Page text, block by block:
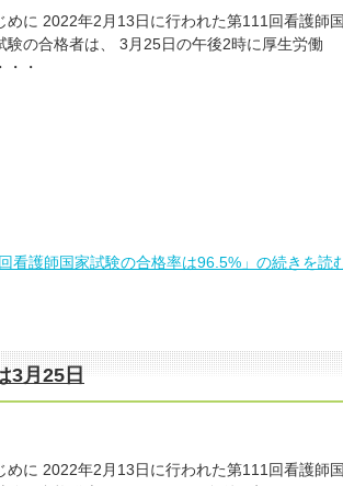
めに 2022年2月13日に行われた第111回看護師国
験の合格者は、 3月25日の午後2時に厚生労働
・・
回看護師国家試験の合格率は96.5%」の続きを読
3月25日
めに 2022年2月13日に行われた第111回看護師国